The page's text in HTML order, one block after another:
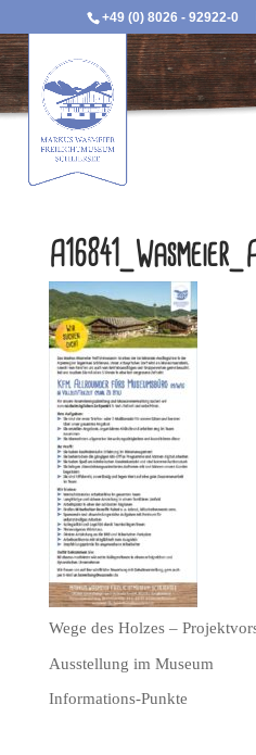
+49 (0) 8026 - 92922-0
Wege des Holzes –
Ausstellung im Museum
Informations-Punkte